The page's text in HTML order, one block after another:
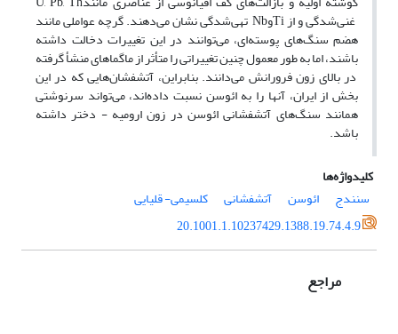
غنی‌شدگی و از TiوNb تهی‌شدگی نشان می‌دهند. گرچه عواملی مانند
هضم سنگ‌های پوسته‌ای، می‌توانند در این تغییرات دخالت داشته
باشند، اما به طور معمول چنین تغییراتی را متأثر از ماگماهای منشأ گرفته
در بالای زون فرورانش می‌دانند. بنابر‌این، آتشفشان‌هایی که در این
بخش از ایران، آنها را به ائوسن نسبت داده‌اند، می‌تواند سرنوشتی
همانند سنگ‌های آتشفشانی ائوسن در زون ارومیه - دختر داشته
باشد.
کلیدواژه‌ها
سنندج
ائوسن آتشفشانی
کلسیمی- قلیایی
20.1001.1.10237429.1388.19.74.4.9
مراجع